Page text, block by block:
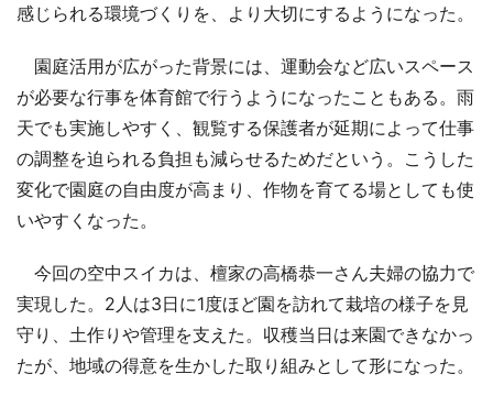
感じられる環境づくりを、より大切にするようになった。
園庭活用が広がった背景には、運動会など広いスペース
が必要な行事を体育館で行うようになったこともある。雨
天でも実施しやすく、観覧する保護者が延期によって仕事
の調整を迫られる負担も減らせるためだという。こうした
変化で園庭の自由度が高まり、作物を育てる場としても使
いやすくなった。
今回の空中スイカは、檀家の高橋恭一さん夫婦の協力で
実現した。2人は3日に1度ほど園を訪れて栽培の様子を見
守り、土作りや管理を支えた。収穫当日は来園できなかっ
たが、地域の得意を生かした取り組みとして形になった。